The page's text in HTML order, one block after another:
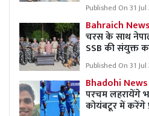
Published On 31
Bahraich
चरस के साथ
SSB की संयुक्त
Published On 31
Bhadohi
परचम लहरायेंगे
कोयंबटूर में करेंगे